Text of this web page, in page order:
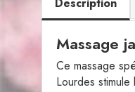
Description
Massage
Ce massage
Lourdes